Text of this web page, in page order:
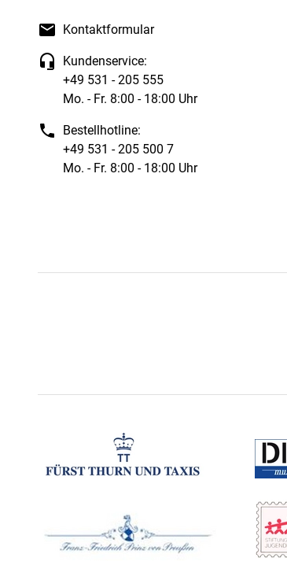
Kontaktformular
Kundenservice:
+49 531 - 205 555
Mo. - Fr. 8:00 - 18:00 Uhr
Bestellhotline:
+49 531 - 205 500 7
Mo. - Fr. 8:00 - 18:00 Uhr